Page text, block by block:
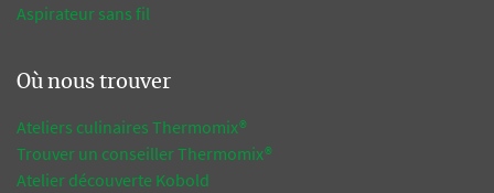
Aspirateur sans fil
Où nous trouver
Ateliers culinaires Thermomix®
Trouver un conseiller Thermomix®
Atelier découverte Kobold